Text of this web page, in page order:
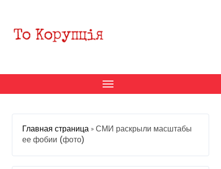
содержанию
Главная страница » СМИ раскрыли масштабы
ее фобии (фото)